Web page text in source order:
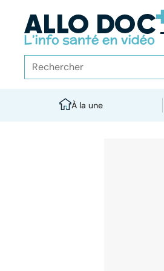
À la une